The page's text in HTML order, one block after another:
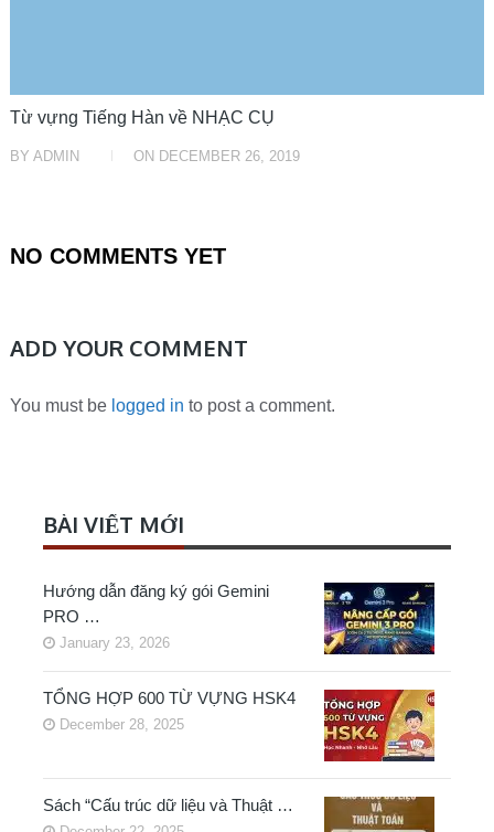
Từ vựng Tiếng Hàn về NHẠC CỤ
BY ADMIN ON DECEMBER 26, 2019
NO COMMENTS YET
ADD YOUR COMMENT
You must be logged in to post a comment.
BÀI VIẾT MỚI
Hướng dẫn đăng ký gói Gemini
PRO …
January 23, 2026
TỔNG HỢP 600 TỪ VỰNG HSK4
December 28, 2025
Sách “Cấu trúc dữ liệu và Thuật …